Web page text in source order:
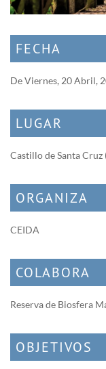
FECHA
DeViernes, 20 Abril,
LUGAR
Castillo de Santa Cruz
ORGANIZA
CEIDA
COLABORA
Reserva de Biosfera
OBJETIVOS